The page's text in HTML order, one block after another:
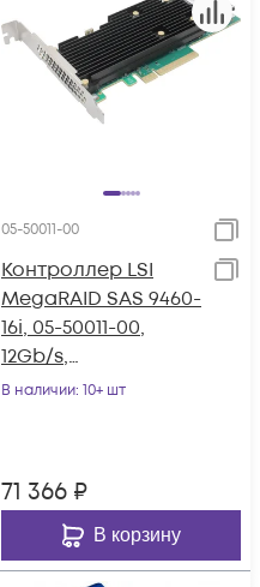
05-50011-00
Контроллер LSI
MegaRAID SAS 9460-
16i, 05-50011-00,
12Gb/s,
SAS/SATA/NVMe 16-
В наличии: 10+ шт
71 366 ₽
В корзину